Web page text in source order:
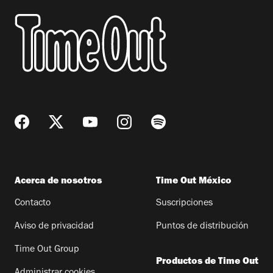
Acerca de nosotros
Contacto
Aviso de privacidad
Time Out Group
Time Out México
Suscripciones
Puntos de distribución
Productos de Time Out